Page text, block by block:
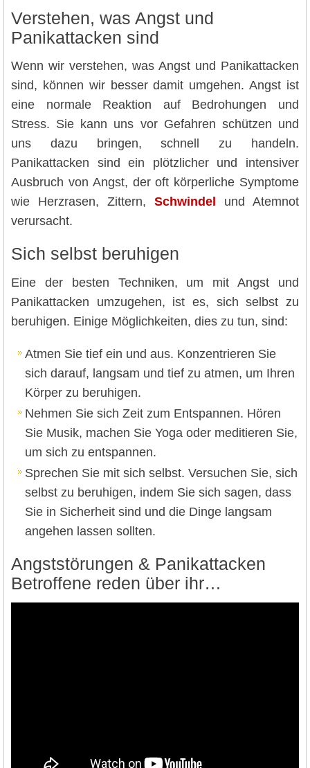
Verstehen, was Angst und
Panikattacken sind
Wenn wir verstehen, was Angst und Panikattacken
sind, können wir besser damit umgehen. Angst ist
eine normale Reaktion auf Bedrohungen und
Stress. Sie kann uns vor Gefahren schützen und
uns dazu bringen, schnell zu handeln.
Panikattacken sind ein plötzlicher und intensiver
Ausbruch von Angst, der oft körperliche Symptome
wie Herzrasen, Zittern, Schwindel
und Atemnot
verursacht.
Sich selbst beruhigen
Eine der besten Techniken, um mit Angst und
Panikattacken umzugehen, ist es, sich selbst zu
beruhigen. Einige Möglichkeiten, dies zu tun, sind:
Atmen Sie tief ein und aus. Konzentrieren Sie
sich darauf, langsam und tief zu atmen, um Ihren
Körper zu beruhigen.
Nehmen Sie sich Zeit zum Entspannen. Hören
Sie Musik, machen Sie Yoga oder meditieren Sie,
um sich zu entspannen.
Sprechen Sie mit sich selbst. Versuchen Sie, sich
selbst zu beruhigen, indem Sie sich sagen, dass
Sie in Sicherheit sind und die Dinge langsam
angehen lassen sollten.
Angststörungen & Panikattacken
Betroffene reden über ihr…